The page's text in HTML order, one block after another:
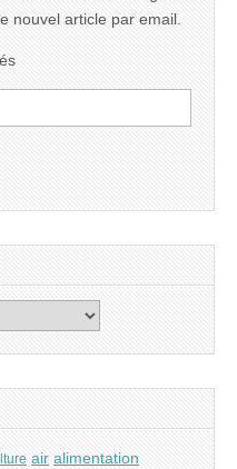
nouvel article par email.
air alimentation